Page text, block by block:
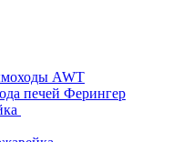
AWT
печей Ферингер